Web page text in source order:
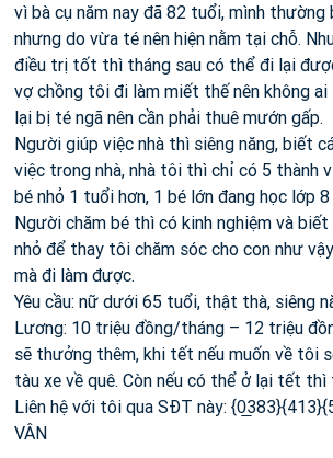
vì bà cụ năm nay đã 82 tuổi, mình
nhưng do vừa té nên hiện nằm tại chỗ.
điều trị tốt thì tháng sau có thể đi lại
vợ chồng tôi đi làm miết thế nên không
lại bị té ngã nên cần phải thuê mướn gấp.
Người giúp việc nhà thì siêng năng, biết
việc trong nhà, nhà tôi thì chỉ có 5 thành
bé nhỏ 1 tuổi hơn, 1 bé lớn đang học lớp
Người chăm bé thì có kinh nghiệm và
nhỏ để thay tôi chăm sóc cho con như
mà đi làm được.
Yêu cầu: nữ dưới 65 tuổi, thật thà, siêng
Lương: 10 triệu đồng/tháng – 12 triệu
sẽ thưởng thêm, khi tết nếu muốn về tôi
tàu xe về quê. Còn nếu có thể ở lại tết
Liên hệ với tôi qua SĐT này:
VÂN